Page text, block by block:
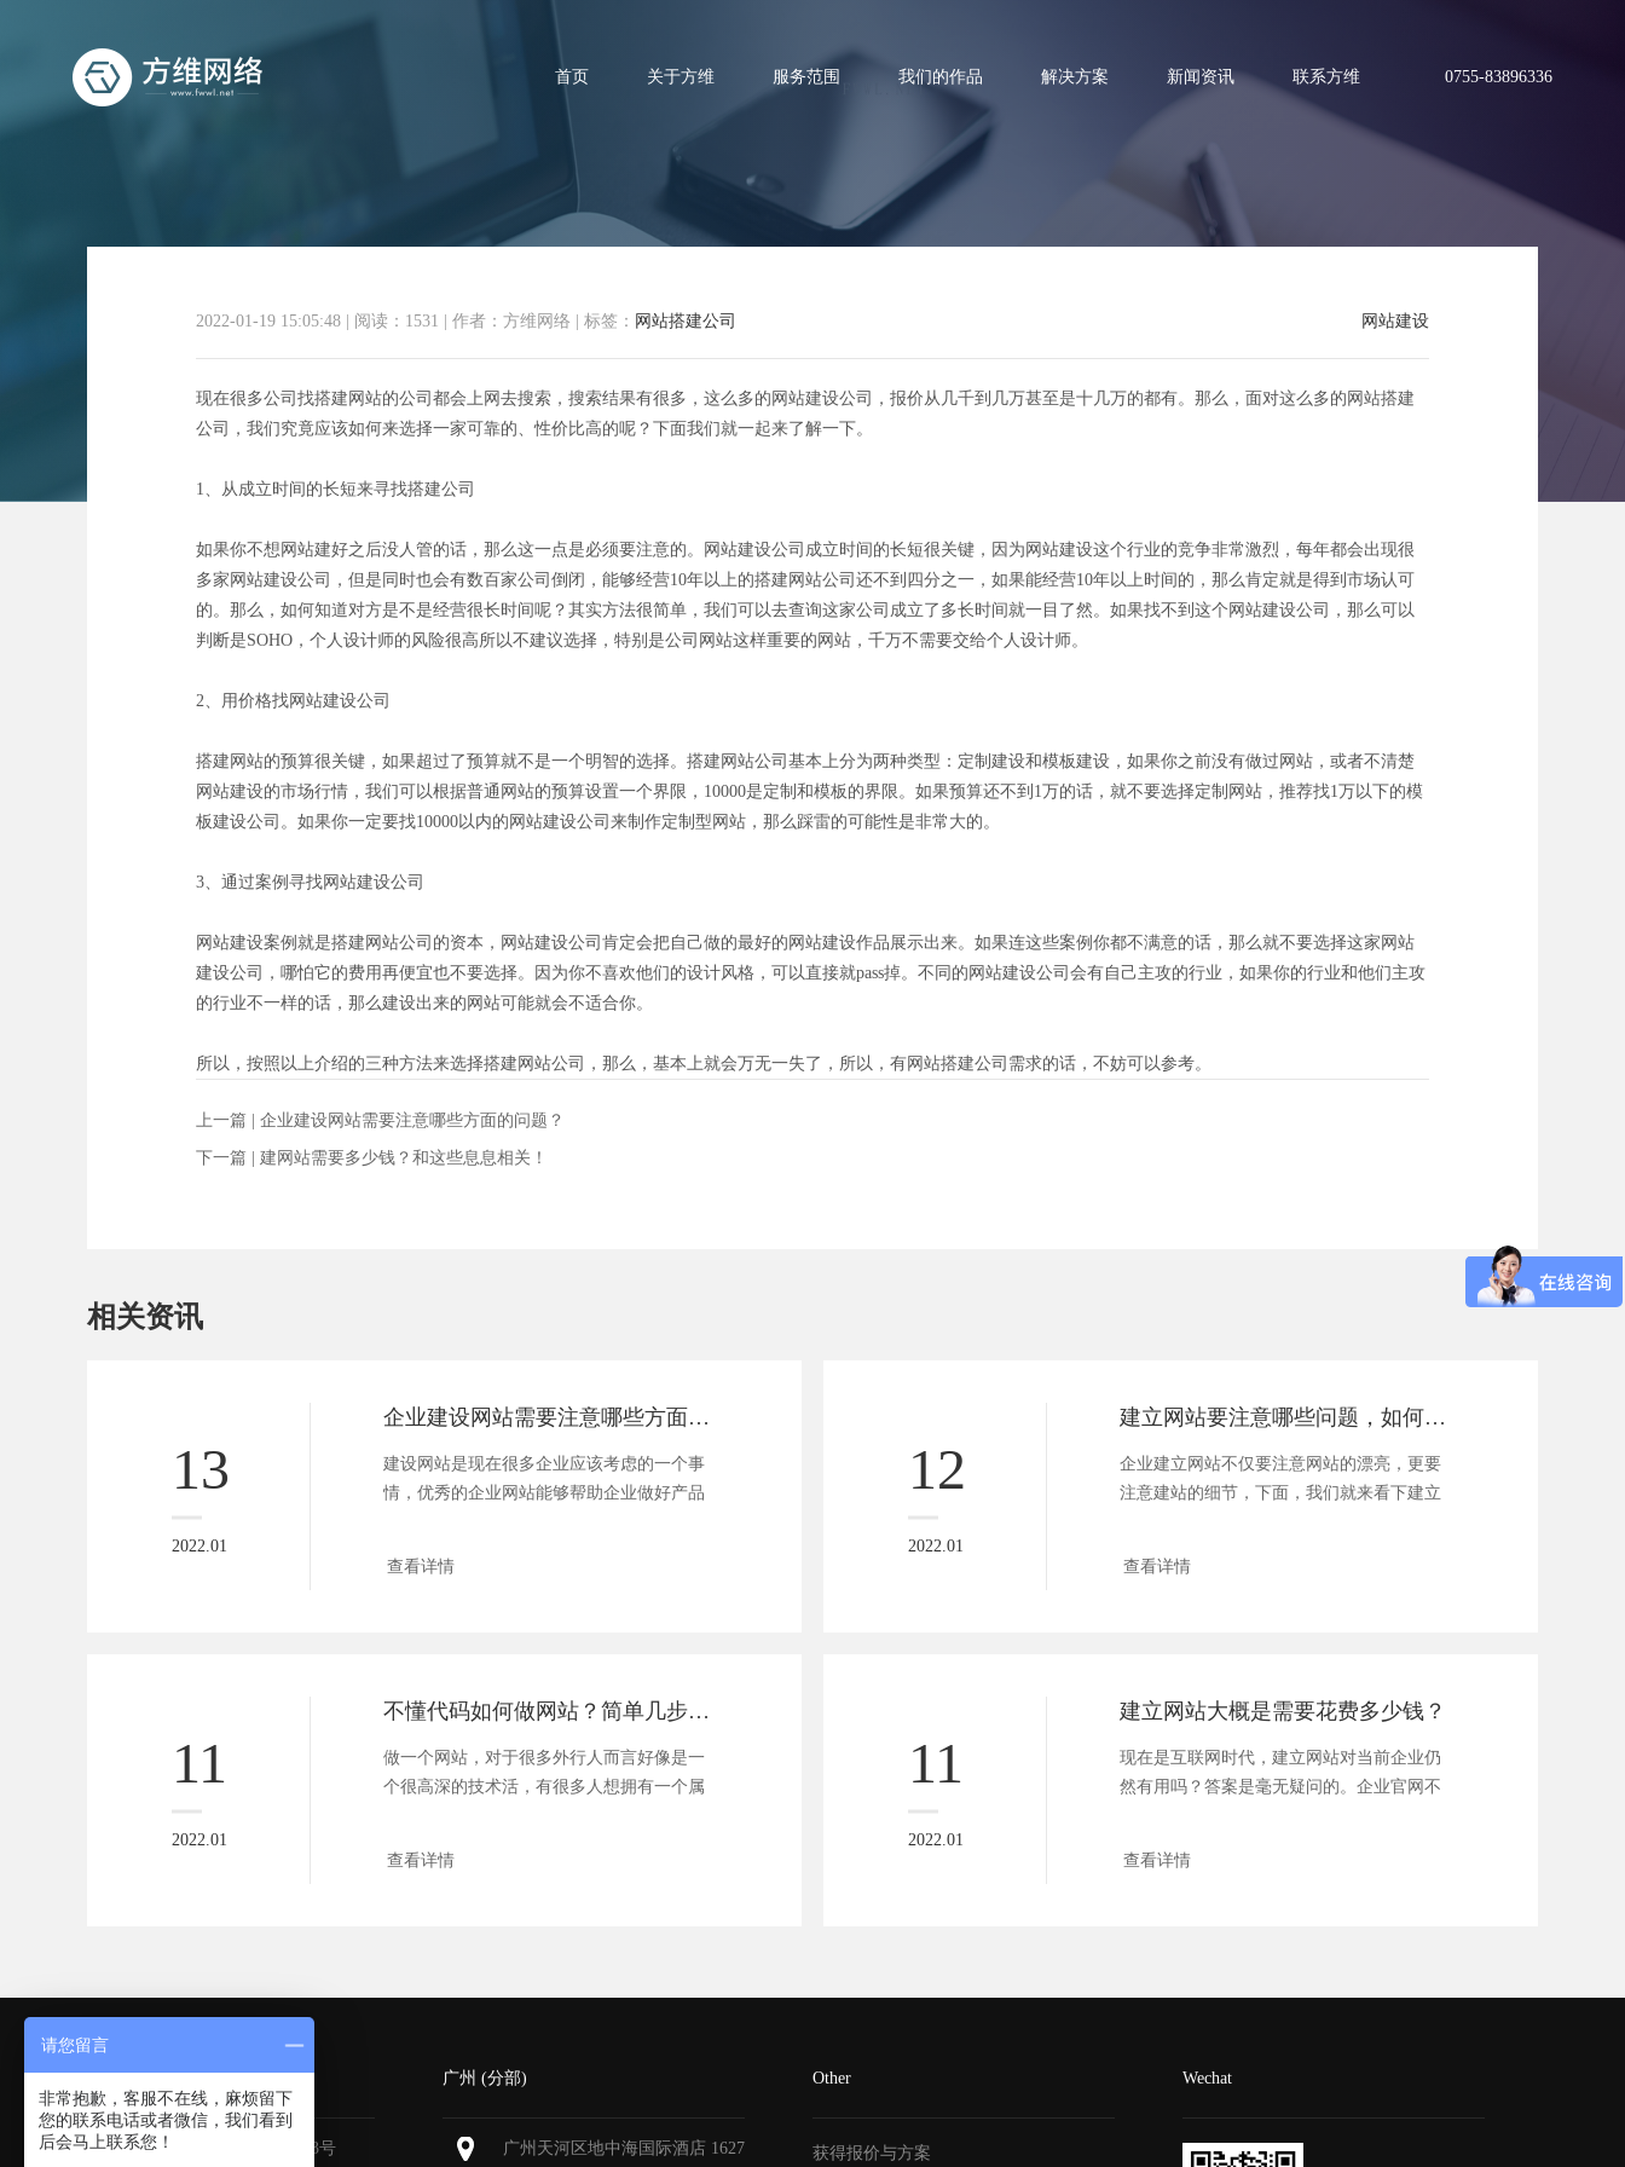
首页 关于方维 服务范围 我们的作品 解决方案 新闻资讯 联系方维 0755-83896336
如何选择网站搭建公司会比较好？ 网站建设
2022-01-19 15:05:48 阅读：1531 作者：方维网络 标签： 网站搭建公司
现在很多公司找搭建网站的公司都会上网去搜索，搜索结果有很多，这么多的网站建设公司，报价从几千到几万甚至是十几万的都有。那么，面对这么多的网站搭建
公司，我们究竟应该如何来选择一家可靠的、性价比高的呢？下面我们就一起来了解一下。
1、从成立时间的长短来寻找搭建公司
如果你不想网站建好之后没人管的话，那么这一点是必须要注意的。网站建设公司成立时间的长短很关键，因为网站建设这个行业的竞争非常激烈，每年都会出现很
多家网站建设公司，但是同时也会有数百家公司倒闭，能够经营10年以上的搭建网站公司还不到四分之一，如果能经营10年以上时间的，那么肯定就是得到市场认可
的。那么，如何知道对方是不是经营很长时间呢？其实方法很简单，我们可以去查询这家公司成立了多长时间就一目了然。如果找不到这个网站建设公司，那么可以
判断是SOHO，个人设计师的风险很高所以不建议选择，特别是公司网站这样重要的网站，千万不需要交给个人设计师。
2、用价格找网站建设公司
搭建网站的预算很关键，如果超过了预算就不是一个明智的选择。搭建网站公司基本上分为两种类型：定制建设和模板建设，如果你之前没有做过网站，或者不清楚
网站建设的市场行情，我们可以根据普通网站的预算设置一个界限，10000是定制和模板的界限。如果预算还不到1万的话，就不要选择定制网站，推荐找1万以下的模
板建设公司。如果你一定要找10000以内的网站建设公司来制作定制型网站，那么踩雷的可能性是非常大的。
3、通过案例寻找网站建设公司
网站建设案例就是搭建网站公司的资本，网站建设公司肯定会把自己做的最好的网站建设作品展示出来。如果连这些案例你都不满意的话，那么就不要选择这家网站
建设公司，哪怕它的费用再便宜也不要选择。因为你不喜欢他们的设计风格，可以直接就pass掉。不同的网站建设公司会有自己主攻的行业，如果你的行业和他们主攻
的行业不一样的话，那么建设出来的网站可能就会不适合你。
所以，按照以上介绍的三种方法来选择搭建网站公司，那么，基本上就会万无一失了，所以，有网站搭建公司需求的话，不妨可以参考。
上一篇 | 企业建设网站需要注意哪些方面的问题？
下一篇 | 建网站需要多少钱？和这些息息相关！
相关资讯
13
2022.01
企业建设网站需要注意哪些方面的问题？
建设网站是现在很多企业应该考虑的一个事
情，优秀的企业网站能够帮助企业做好产品
查看详情
12
2022.01
建立网站要注意哪些问题，如何才能做出成功的网站？
企业建立网站不仅要注意网站的漂亮，更要
注意建站的细节，下面，我们就来看下建立
查看详情
11
2022.01
不懂代码如何做网站？简单几步，轻松搞定！
做一个网站，对于很多外行人而言好像是一
个很高深的技术活，有很多人想拥有一个属
查看详情
11
2022.01
建立网站大概是需要花费多少钱？
现在是互联网时代，建立网站对当前企业仍
然有用吗？答案是毫无疑问的。企业官网不
查看详情
深圳 (总部)
深圳福田区深南大道6013号
广州 (分部)
广州天河区地中海国际酒店 1627
Other
获得报价与方案
Wechat
请您留言
非常抱歉，客服不在线，麻烦留下
您的联系电话或者微信，我们看到
后会马上联系您！